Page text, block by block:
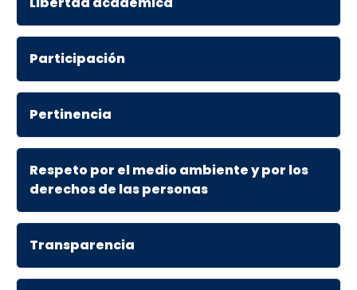
Participación
Pertinencia
Respeto por el medio ambiente y por los
derechos de las personas
Transparencia